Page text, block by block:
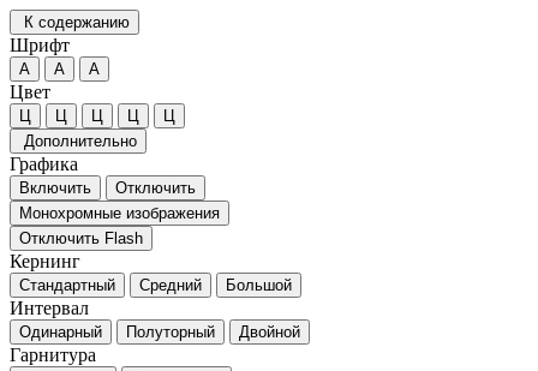
К содержанию
Шрифт
А А А
Цвет
Ц Ц Ц Ц
Ц
Дополнительно
Графика
Включить
Отключить
Монохромные изображения
Отключить Flash
Кернинг
Стандартный Средний Большой
Интервал
Одинарный Полуторный Двойной
Гарнитура